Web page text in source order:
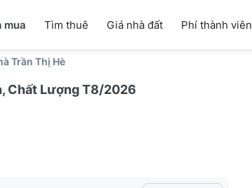
mua Tìm thuê Giá nhà đất Phí thành viên
Trần Thị Hè
Chất Lượng T8/2026